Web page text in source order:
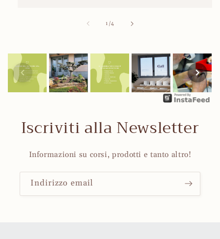
1 /su
4
Iscriviti alla Newsletter
Informazioni su corsi, prodotti e tanto altro!
Indirizzo email